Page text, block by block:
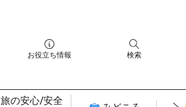
お役立ち情報 検索
旅の安心/安全